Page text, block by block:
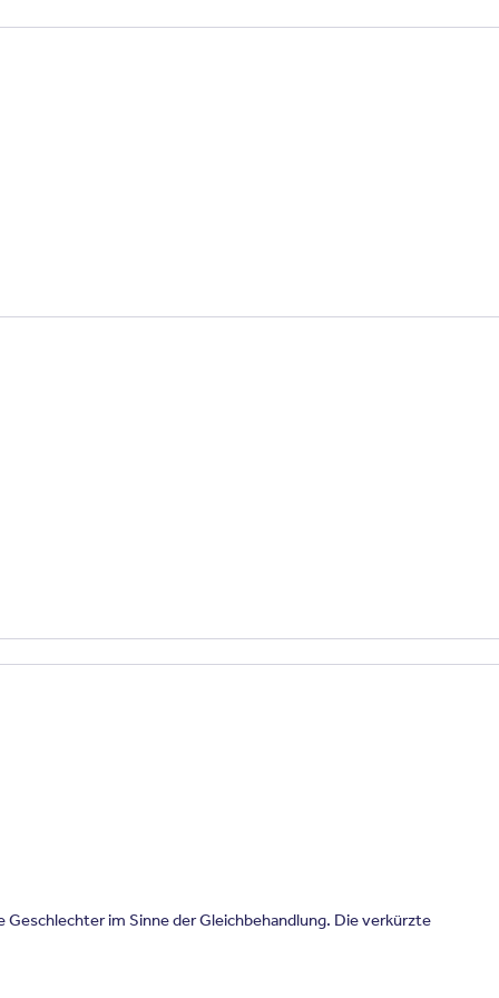
Geschlechter im Sinne der Gleichbehandlung. Die verkürzte